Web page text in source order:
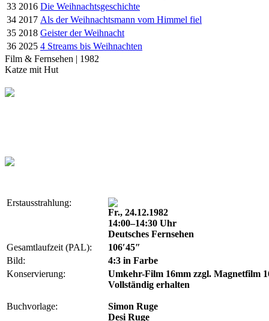
33 2016 Die Weihnachtsgeschichte
34 2017 Als der Weihnachtsmann vom Himmel fiel
35 2018 Geister der Weihnacht
36 2025 4 Streams bis Weihnachten
Film & Fernsehen | 1982
Katze mit Hut
Erstausstrahlung:
Fr., 24.12.1982
14:00–14:30 Uhr
Deutsches Fernsehen
Gesamtlaufzeit (PAL):
106′45″
Bild:
4:3 in Farbe
Konservierung:
Umkehr-Film 16mm zzgl. Magnetfilm
Vollständig erhalten
Buchvorlage:
Simon Ruge
Desi Ruge